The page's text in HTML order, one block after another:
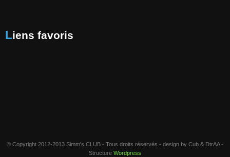
Liens favoris
© Copyright 2012-2013 Simm's CLUB - Tous droits réservés - design by Cub & DtrAA -
Structure Wordpress